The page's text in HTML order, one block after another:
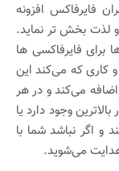
فایرفاکس افزونه
و لذت بخش تر نماید.
برای فایرفاکسی ها
کاری که می‌کند این
می‌کند و در هر
وجود دارد یا
و اگر نباشد شما با
می‌شوید.